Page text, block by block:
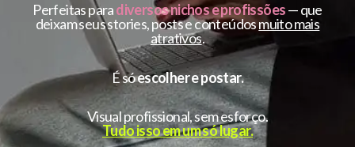
Perfeitas paradiversos nichos e profissões— que
deixam seus stories, posts e conteúdosmuito mais
atrativos.
É sóescolher e postar.
Visual profissional, sem esforço.
Tudo isso em um só lugar.